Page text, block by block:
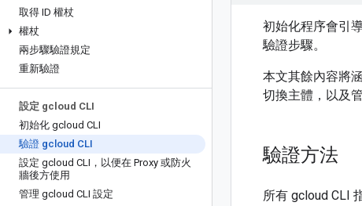
取得 ID 權杖
權杖
兩步驟驗證規定
重新驗證
設定 gcloud CLI
初始化 gcloud CLI
驗證 gcloud CLI
設定 gcloud CLI，以便在 Proxy 或防火
牆後方使用
管理 gcloud CLI 設定
初始化程序會引
驗證步驟。
本文其餘內容將
切換主體，以及
驗證方法
所有 gcloud CLI